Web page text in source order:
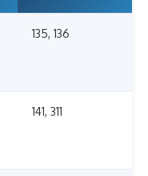
135, 136
141, 311